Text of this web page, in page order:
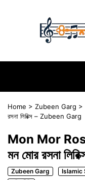
Home > Zubeen Garg >
রসনা লিরিক্স – Zubeen Garg
Mon Mor
মন মোর রসনা
Zubeen Garg Islamic